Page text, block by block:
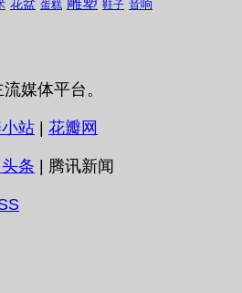
花盆 蛋糕 鞋子 音响
媒体平台。
站 | 花瓣网
条 | 腾讯新闻